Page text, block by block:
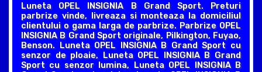
Luneta OPEL INSIGNIA B Grand Sport. Preturi
parbrize vinde, livreaza si monteaza la domiciliul
clientului o gama larga de parbrize. Parbrize OPEL
INSIGNIA B Grand Sport originale, Pilkington, Fuyao,
Benson. Luneta OPEL INSIGNIA B Grand Sport cu
senzor de ploaie, Luneta OPEL INSIGNIA B Grand
Sport cu senzor lumina, Luneta OPEL INSIGNIA B